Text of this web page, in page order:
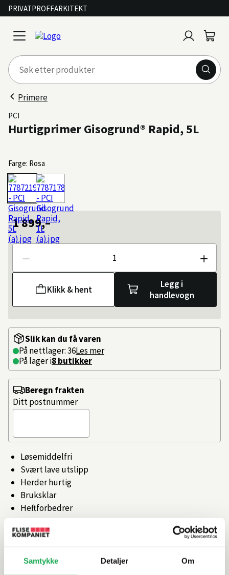
Samtykke Detaljer Om
PRIVATPROFFARKITEKT
open
menu
inn
Primere
PCI
Hurtigprimer Gisogrund® Rapid, 5L
Farge: Rosa
1 899,–
Antall
Klikk & hent
Legg i
handlevogn
Slik kan du få varen
På nettlager: 36Les mer
På lager i8 butikker
Løsemiddelfri
Svært lave utslipp
Herder hurtig
Bruksklar
Heftforbedrer
Artikkelnr.101368250
Beregn frakten
Ditt postnummer
Produktinformasjon